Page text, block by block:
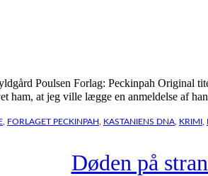
Poulsen Forlag: Peckinpah Original
at jeg ville lægge en anmeldelse af
FORLAGET PECKINPAH KASTANIENS DNA KRIMI
Døden på